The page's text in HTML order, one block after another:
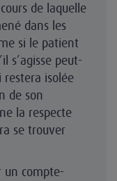
de laquelle
dans les
si le patient
s’agisse peut-
restera isolée
de son
la respecte
se trouver
un compte-